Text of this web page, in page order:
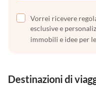
Vorrei ricevere
esclusive e
immobili e idee per
Destinazioni di